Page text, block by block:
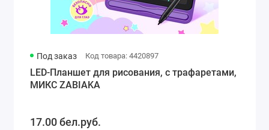
Под заказ Код товара: 4420897
LED-Планшет для рисования, с трафаретами,
МИКС ZABIAKA
17.00 бел.руб.